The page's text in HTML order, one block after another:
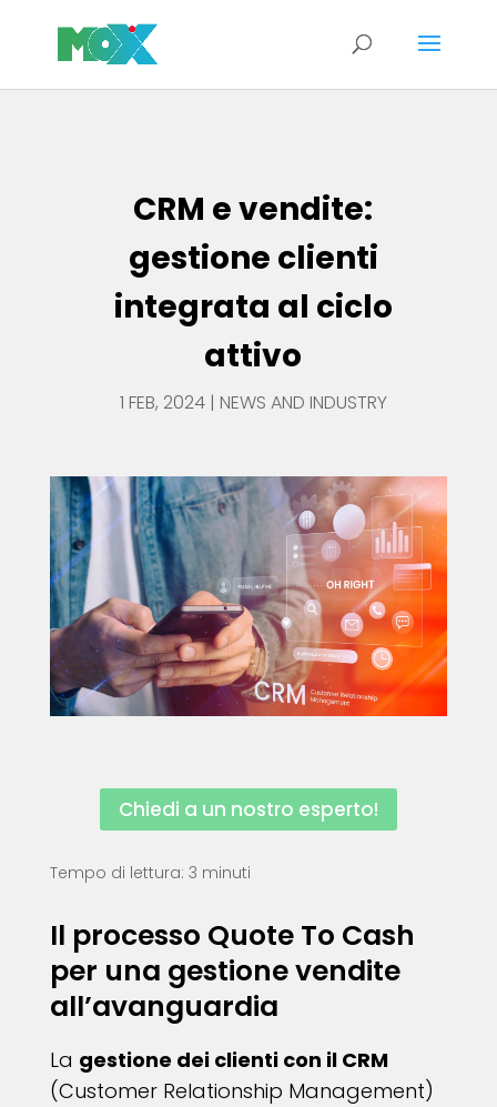
CRM e vendite:
gestione clienti
integrata al ciclo
attivo
1 FEB, 2024| NEWS AND INDUSTRY
Chiedi a un nostro esperto!
Tempo di lettura: 3 minuti
Il processo Quote To Cash
per una gestione vendite
all’avanguardia
La gestione dei clienti con il CRM
(Customer Relationship Management)